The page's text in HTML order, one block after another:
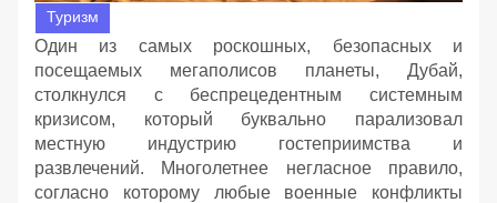
Туризм
Один из самых роскошных, безопасных и
посещаемых мегаполисов планеты, Дубай,
столкнулся с беспрецедентным системным
кризисом, который буквально парализовал
местную индустрию гостеприимства и
развлечений. Многолетнее негласное правило,
согласно которому любые военные конфликты